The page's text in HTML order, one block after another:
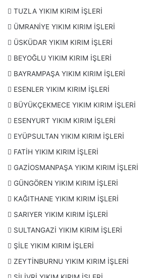
TUZLA YIKIM KIRIM İŞLERİ
ÜMRANİYE YIKIM KIRIM İŞLERİ
ÜSKÜDAR YIKIM KIRIM İŞLERİ
BEYOĞLU YIKIM KIRIM İŞLERİ
BAYRAMPAŞA YIKIM KIRIM İŞLERİ
ESENLER YIKIM KIRIM İŞLERİ
BÜYÜKÇEKMECE YIKIM KIRIM İŞLERİ
ESENYURT YIKIM KIRIM İŞLERİ
EYÜPSULTAN YIKIM KIRIM İŞLERİ
FATİH YIKIM KIRIM İŞLERİ
GAZİOSMANPAŞA YIKIM KIRIM İŞLERİ
GÜNGÖREN YIKIM KIRIM İŞLERİ
KAĞITHANE YIKIM KIRIM İŞLERİ
SARIYER YIKIM KIRIM İŞLERİ
SULTANGAZİ YIKIM KIRIM İŞLERİ
ŞİLE YIKIM KIRIM İŞLERİ
ZEYTİNBURNU YIKIM KIRIM İŞLERİ